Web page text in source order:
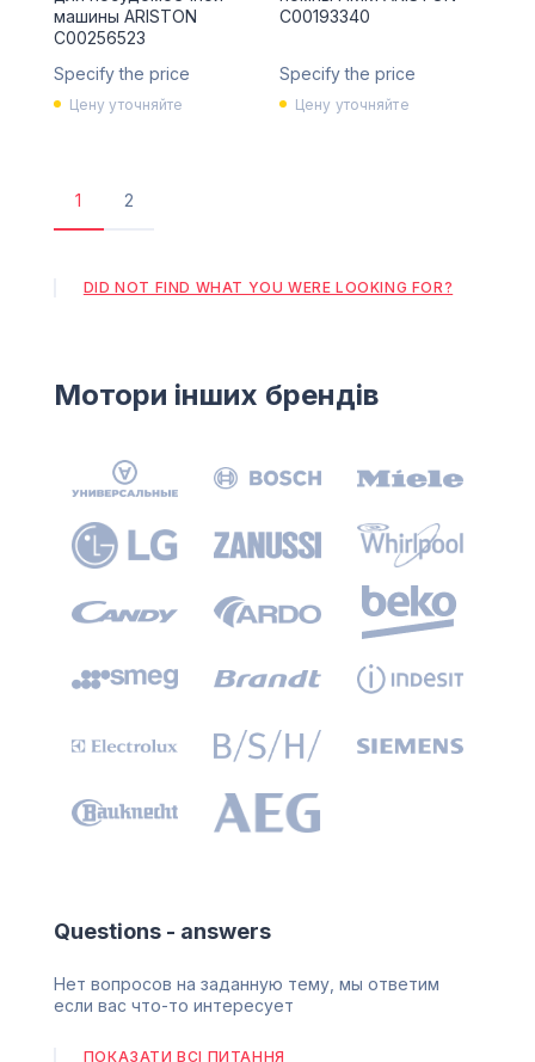
машины ARISTON
C00256523
Specify the price
Цену уточняйте
C00193340
Specify the price
Цену уточняйте
Поточна
1
Сторінка
2
DID NOT FIND WHAT YOU WERE LOOKING FOR?
Мотори інших брендів
Questions - answers
Нет вопросов на заданную тему, мы ответим
если вас что-то интересует
ПОКАЗАТИ ВСІ ПИТАННЯ